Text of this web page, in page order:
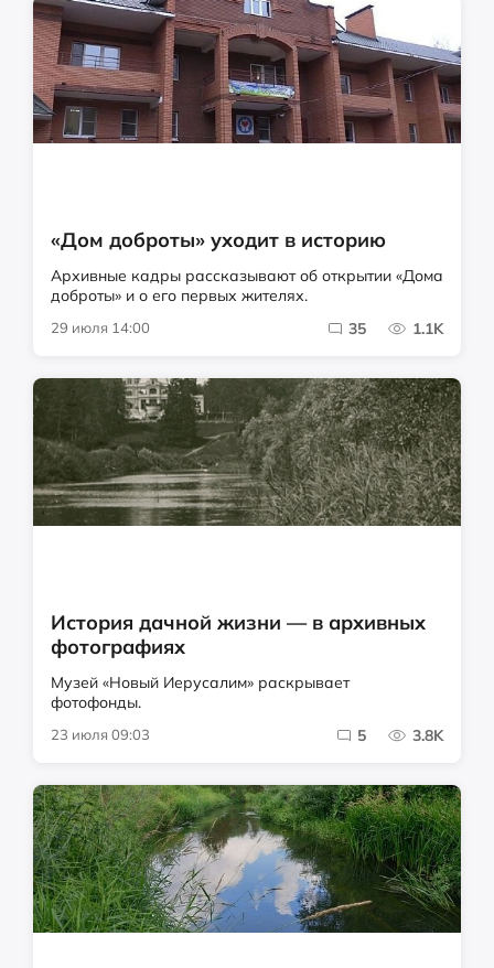
«Дом доброты» уходит в историю
Архивные кадры рассказывают об открытии «Дома
доброты» и о его первых жителях.
29 июля 14:00 35 1.1K
История дачной жизни — в архивных
фотографиях
Музей «Новый Иерусалим» раскрывает
фотофонды.
23 июля 09:03 5 3.8K